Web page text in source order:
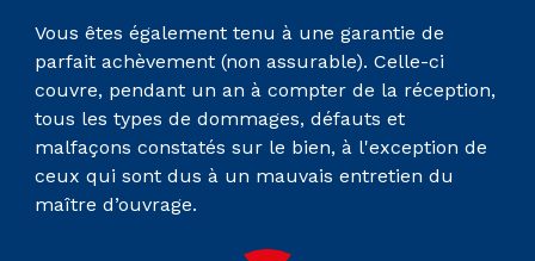
Vous êtes également tenu à une garantie de
parfait achèvement (non assurable). Celle-ci
couvre, pendant un an à compter de la réception,
tous les types de dommages, défauts et
malfaçons constatés sur le bien, à l'exception de
ceux qui sont dus à un mauvais entretien du
maître d’ouvrage.